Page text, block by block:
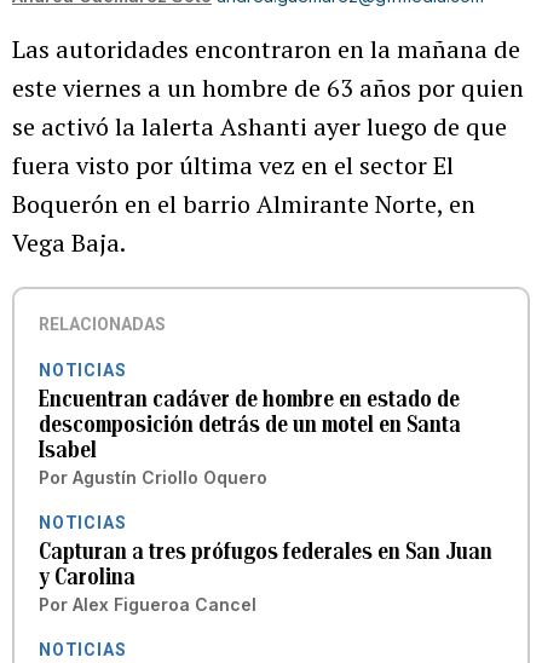
Las autoridades encontraron en la mañana de
este viernes a un hombre de 63 años por quien
se activó la lalerta Ashanti ayer luego de que
fuera visto por última vez en el sector El
Boquerón en el barrio Almirante Norte, en
Vega Baja.
RELACIONADAS
NOTICIAS
Encuentran cadáver de hombre en estado de
descomposición detrás de un motel en Santa
Isabel
Por Agustín Criollo Oquero
NOTICIAS
Capturan a tres prófugos federales en San Juan
y Carolina
Por Alex Figueroa Cancel
NOTICIAS